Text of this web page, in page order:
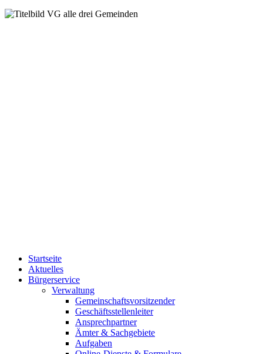
Startseite
Aktuelles
Bürgerservice
Verwaltung
Gemeinschaftsvorsitzender
Geschäftsstellenleiter
Ansprechpartner
Ämter & Sachgebiete
Aufgaben